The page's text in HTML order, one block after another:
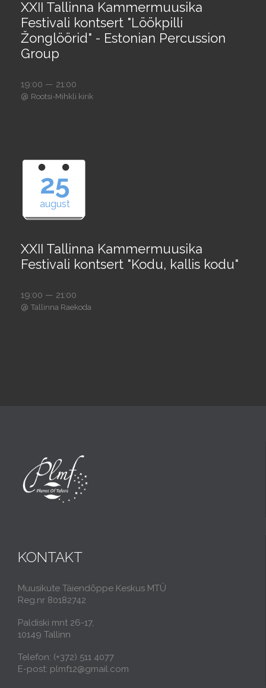
XXII Tallinna Kammermuusika
Festivali kontsert "Löökpilli
Žonglöörid" - Estonian Percussion
Group
19:00 — 21:00
@ Rootsi-Mihkli kirik
25
august
XXII Tallinna Kammermuusika
Festivali kontsert "Kodu, kallis kodu"
19:00 — 21:00
@ Tallinna Raekoda
KONTAKT
Muusikute Täiendõppe Keskus MTÜ
Reg.nr 80182742
Paldiski mnt 26-17,
10149 Tallinn
Telefon: (+372) 511 4077
E-post: plmf12@gmail.com